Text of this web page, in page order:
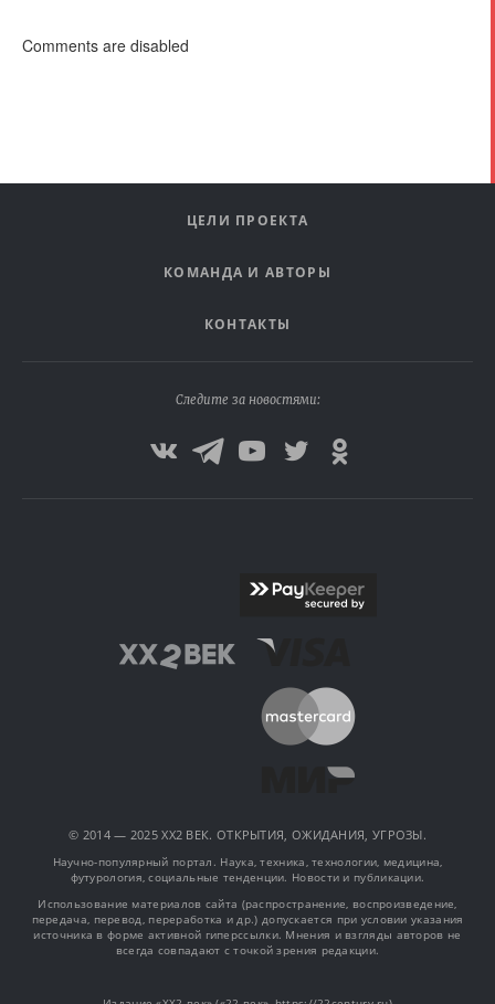
Comments are disabled
ЦЕЛИ ПРОЕКТА
КОМАНДА И АВТОРЫ
КОНТАКТЫ
Следите за новостями:
© 2014 — 2025 XX2 ВЕК. ОТКРЫТИЯ, ОЖИДАНИЯ, УГРОЗЫ.
Научно-популярный портал. Наука, техника, технологии, медицина,
футурология, социальные тенденции. Новости и публикации.
Использование материалов сайта (распространение, воспроизведение,
передача, перевод, переработка и др.) допускается при условии указания
источника в форме активной гиперссылки. Мнения и взгляды авторов не
всегда совпадают с точкой зрения редакции.